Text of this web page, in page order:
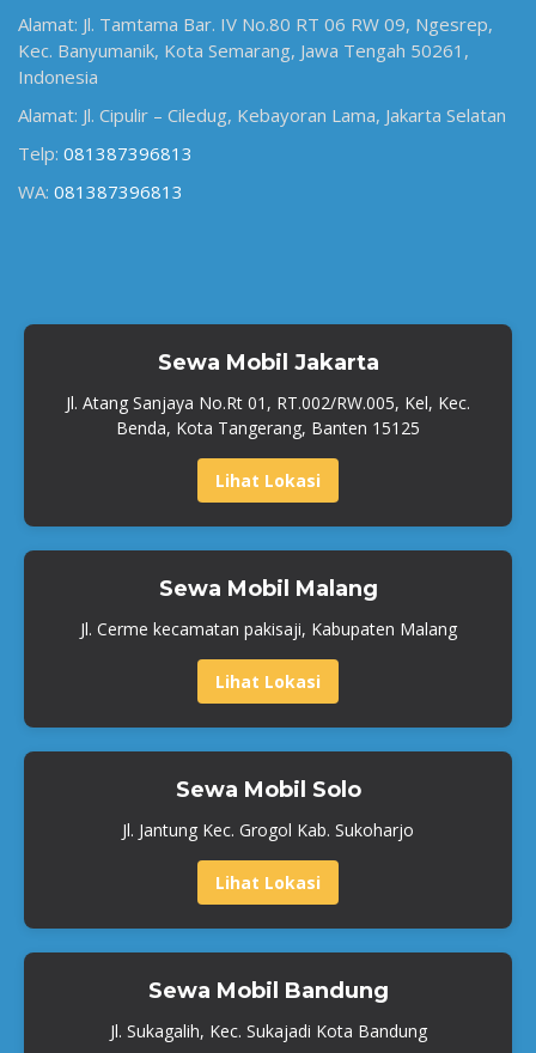
Alamat: Jl. Tamtama Bar. IV No.80 RT 06 RW 09, Ngesrep,
Kec. Banyumanik, Kota Semarang, Jawa Tengah 50261,
Indonesia
Alamat: Jl. Cipulir – Ciledug, Kebayoran Lama, Jakarta Selatan
Telp: 081387396813
WA: 081387396813
Sewa Mobil Jakarta
Jl. Atang Sanjaya No.Rt 01, RT.002/RW.005, Kel, Kec.
Benda, Kota Tangerang, Banten 15125
Lihat Lokasi
Sewa Mobil Malang
Jl. Cerme kecamatan pakisaji, Kabupaten Malang
Lihat Lokasi
Sewa Mobil Solo
Jl. Jantung Kec. Grogol Kab. Sukoharjo
Lihat Lokasi
Sewa Mobil Bandung
Jl. Sukagalih, Kec. Sukajadi Kota Bandung